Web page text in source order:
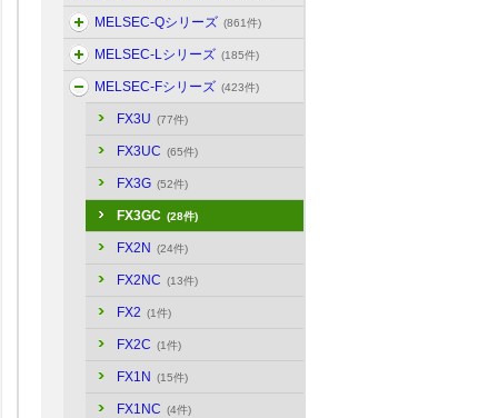
MELSEC-Qシリーズ (861件)
MELSEC-Lシリーズ (185件)
MELSEC-Fシリーズ (423件)
FX3U (77件)
FX3UC (65件)
FX3G (52件)
FX3GC (28件)
FX2N (24件)
FX2NC (13件)
FX2 (1件)
FX2C (1件)
FX1N (15件)
FX1NC (4件)